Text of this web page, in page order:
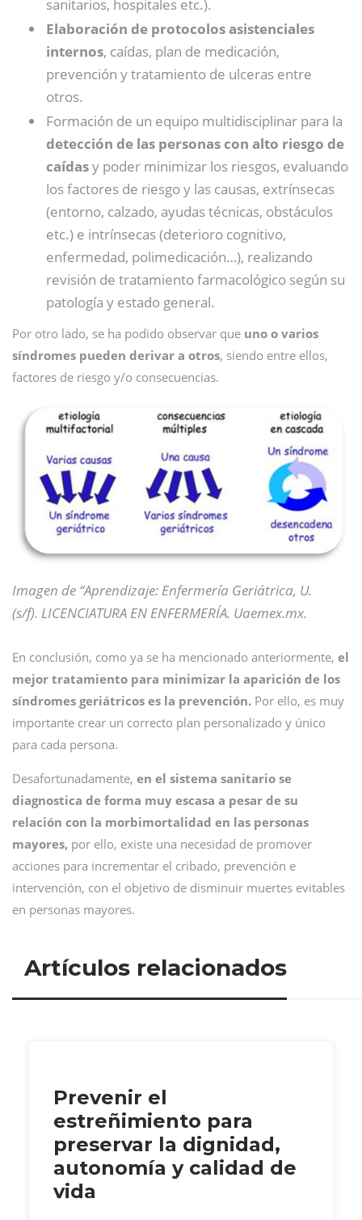
sanitarios, hospitales etc.).
Elaboración de protocolos asistenciales
internos, caídas, plan de medicación,
prevención y tratamiento de ulceras entre
otros.
Formación de un equipo multidisciplinar para la
detección de las personas con alto riesgo de
caídasy poder minimizar los riesgos, evaluando
los factores de riesgo y las causas, extrínsecas
(entorno, calzado, ayudas técnicas, obstáculos
etc.) e intrínsecas (deterioro cognitivo,
enfermedad, polimedicación…), realizando
revisión de tratamiento farmacológico según su
patología y estado general.
Por otro lado, se ha podido observar que uno o varios
síndromes pueden derivar a otros, siendo entre ellos,
factores de riesgo y/o consecuencias.
Imagen de “Aprendizaje: Enfermería Geriátrica, U.
(s/f). LICENCIATURA EN ENFERMERÍA. Uaemex.mx.
En conclusión, como ya se ha mencionado anteriormente, el
mejor tratamiento para minimizar la aparición de los
síndromes geriátricos es la prevención. Por ello, es muy
importante crear un correcto plan personalizado y único
para cada persona.
Desafortunadamente, en el sistema sanitario se
diagnostica de forma muy escasa a pesar de su
relación con la morbimortalidad en las personas
mayores, por ello, existe una necesidad de promover
acciones para incrementar el cribado, prevención e
intervención, con el objetivo de disminuir muertes evitables
en personas mayores.
Artículos relacionados
Prevenir el
estreñimiento para
preservar la dignidad,
autonomía y calidad de
vida